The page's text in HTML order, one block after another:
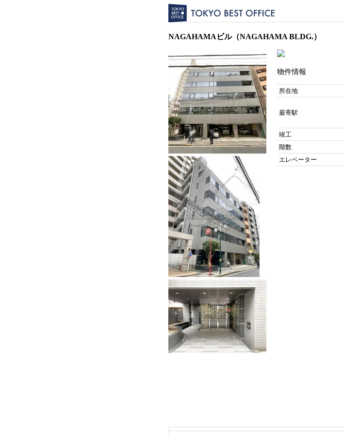
NAGAHAMAビル（NAGAHAMA BLDG.）
物件情報
所在地
最寄駅
竣工
階数
エレベーター